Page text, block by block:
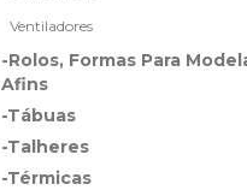
Ventiladores
-Rolos, Formas Para
Afins
-Tábuas
-Talheres
-Térmicas